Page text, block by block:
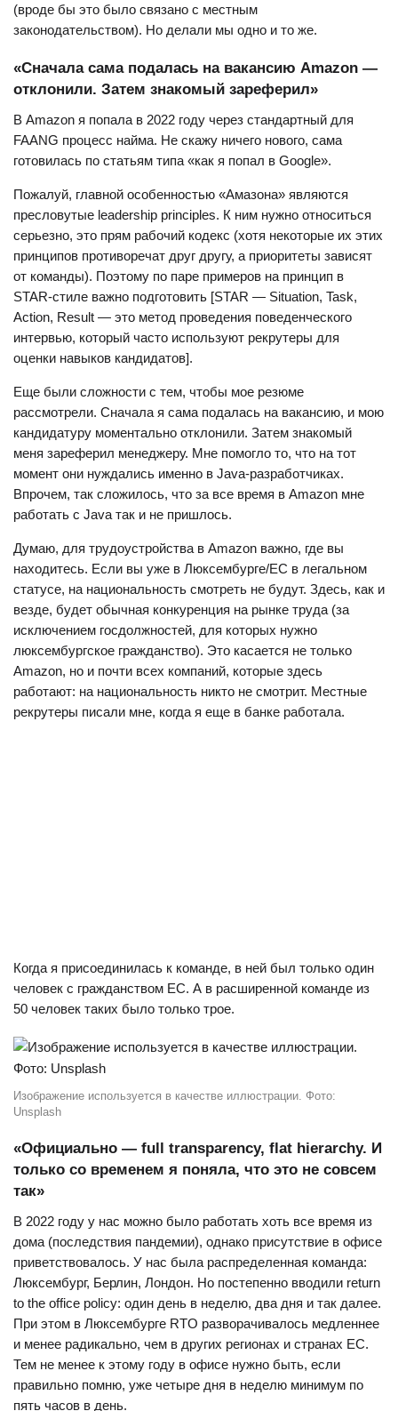
(вроде бы это было связано с местным
законодательством). Но делали мы одно и то же.
«Сначала сама подалась на вакансию Amazon —
отклонили. Затем знакомый зареферил»
В Amazon я попала в 2022 году через стандартный для
FAANG процесс найма. Не скажу ничего нового, сама
готовилась по статьям типа «как я попал в Google».
Пожалуй, главной особенностью «Амазона» являются
пресловутые leadership principles. К ним нужно относиться
серьезно, это прям рабочий кодекс (хотя некоторые их этих
принципов противоречат друг другу, а приоритеты зависят
от команды). Поэтому по паре примеров на принцип в
STAR-стиле важно подготовить [STAR — Situation, Task,
Action, Result — это метод проведения поведенческого
интервью, который часто используют рекрутеры для
оценки навыков кандидатов].
Еще были сложности с тем, чтобы мое резюме
рассмотрели. Сначала я сама подалась на вакансию, и мою
кандидатуру моментально отклонили. Затем знакомый
меня зареферил менеджеру. Мне помогло то, что на тот
момент они нуждались именно в Java-разработчиках.
Впрочем, так сложилось, что за все время в Amazon мне
работать с Java так и не пришлось.
Думаю, для трудоустройства в Amazon важно, где вы
находитесь. Если вы уже в Люксембурге/ЕС в легальном
статусе, на национальность смотреть не будут. Здесь, как и
везде, будет обычная конкуренция на рынке труда (за
исключением госдолжностей, для которых нужно
люксембургское гражданство). Это касается не только
Amazon, но и почти всех компаний, которые здесь
работают: на национальность никто не смотрит. Местные
рекрутеры писали мне, когда я еще в банке работала.
Когда я присоединилась к команде, в ней был только один
человек с гражданством ЕС. А в расширенной команде из
50 человек таких было только трое.
Изображение используется в качестве иллюстрации. Фото:
Unsplash
«Официально — full transparency, flat hierarchy. И
только со временем я поняла, что это не совсем
так»
В 2022 году у нас можно было работать хоть все время из
дома (последствия пандемии), однако присутствие в офисе
приветствовалось. У нас была распределенная команда:
Люксембург, Берлин, Лондон. Но постепенно вводили return
to the office policy: один день в неделю, два дня и так далее.
При этом в Люксембурге RTO разворачивалось медленнее
и менее радикально, чем в других регионах и странах ЕС.
Тем не менее к этому году в офисе нужно быть, если
правильно помню, уже четыре дня в неделю минимум по
пять часов в день.